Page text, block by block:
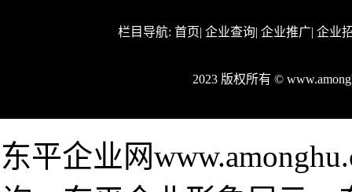
栏目导航: 首页| 企业查询| 企业推广| 企业
2023 版权所有 ©
东平企业网